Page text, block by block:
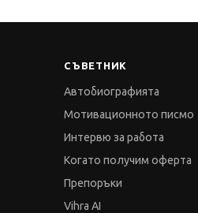
СЪВЕТНИК
Автобиографията
Мотивационното писмо
Интервю за работа
Когато получим оферта
Препоръки
Vihra AI